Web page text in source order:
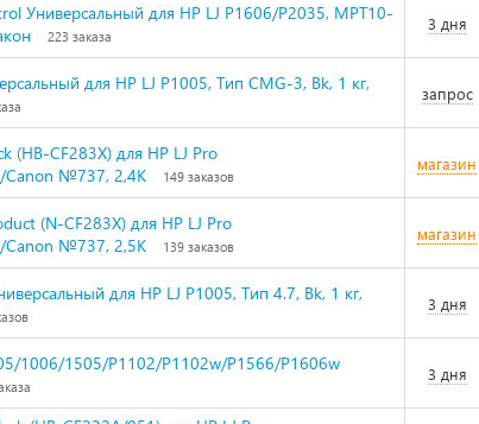
Универсальный для HP LJ Р1606/Р2035, MPT10-
223 заказа
3 дня
для HP LJ P1005, Тип CMG-3, Bk, 1 кг,
запрос
(HB-CF283X) для HP LJ Pro
Canon №737, 2,4K
149 заказов
магазин
(N-CF283X) для HP LJ Pro
Canon №737, 2,5K
139 заказов
магазин
для HP LJ P1005, Тип 4.7, Bk, 1 кг,
3 дня
1006/1505/P1102/P1102w/P1566/P1606w
3 дня